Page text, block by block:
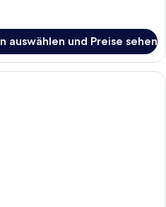
auswählen und Preise sehen
Ein ordentlich eingerichtetes